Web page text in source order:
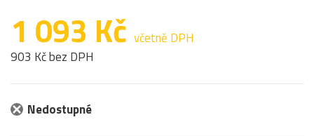
1 093 Kč včetně DPH
903 Kč bez DPH
Nedostupné